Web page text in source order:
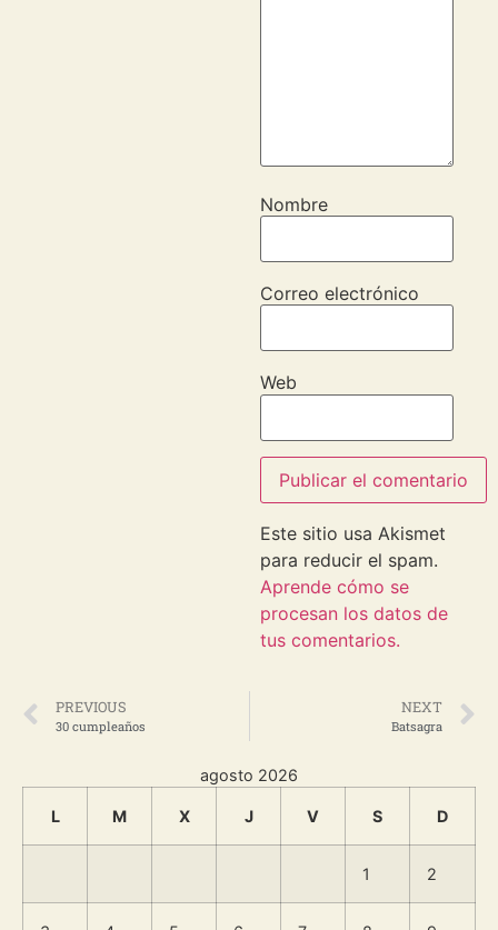
Nombre
Correo electrónico
Web
Este sitio usa Akismet
para reducir el spam.
Aprende cómo se
procesan los datos de
tus comentarios.
PREVIOUS
30 cumpleaños
NEXT
Batsagra
agosto 2026
L M X J V S D
1 2